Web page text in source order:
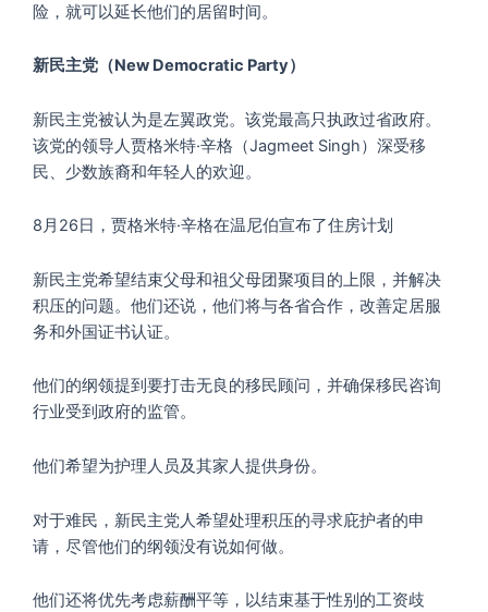
险，就可以延长他们的居留时间。
新民主党（New Democratic Party）
新民主党被认为是左翼政党。该党最高只执政过省政府。
该党的领导人贾格米特·辛格（Jagmeet Singh）深受移
民、少数族裔和年轻人的欢迎。
8月26日，贾格米特·辛格在温尼伯宣布了住房计划
新民主党希望结束父母和祖父母团聚项目的上限，并解决
积压的问题。他们还说，他们将与各省合作，改善定居服
务和外国证书认证。
他们的纲领提到要打击无良的移民顾问，并确保移民咨询
行业受到政府的监管。
他们希望为护理人员及其家人提供身份。
对于难民，新民主党人希望处理积压的寻求庇护者的申
请，尽管他们的纲领没有说如何做。
他们还将优先考虑薪酬平等，以结束基于性别的工资歧